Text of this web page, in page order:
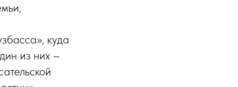
куда
из них –